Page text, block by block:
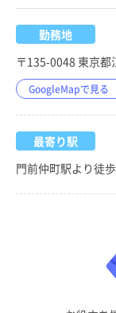
勤務地
〒135-0048 東京
GoogleMapで見る
最寄り駅
門前仲町駅より徒